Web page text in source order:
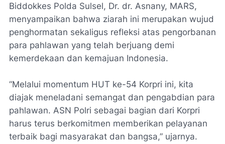
Biddokkes Polda Sulsel, Dr. dr. Asnany, MARS,
menyampaikan bahwa ziarah ini merupakan wujud
penghormatan sekaligus refleksi atas pengorbanan
para pahlawan yang telah berjuang demi
kemerdekaan dan kemajuan Indonesia.
“Melalui momentum HUT ke-54 Korpri ini, kita
diajak meneladani semangat dan pengabdian para
pahlawan. ASN Polri sebagai bagian dari Korpri
harus terus berkomitmen memberikan pelayanan
terbaik bagi masyarakat dan bangsa,” ujarnya.